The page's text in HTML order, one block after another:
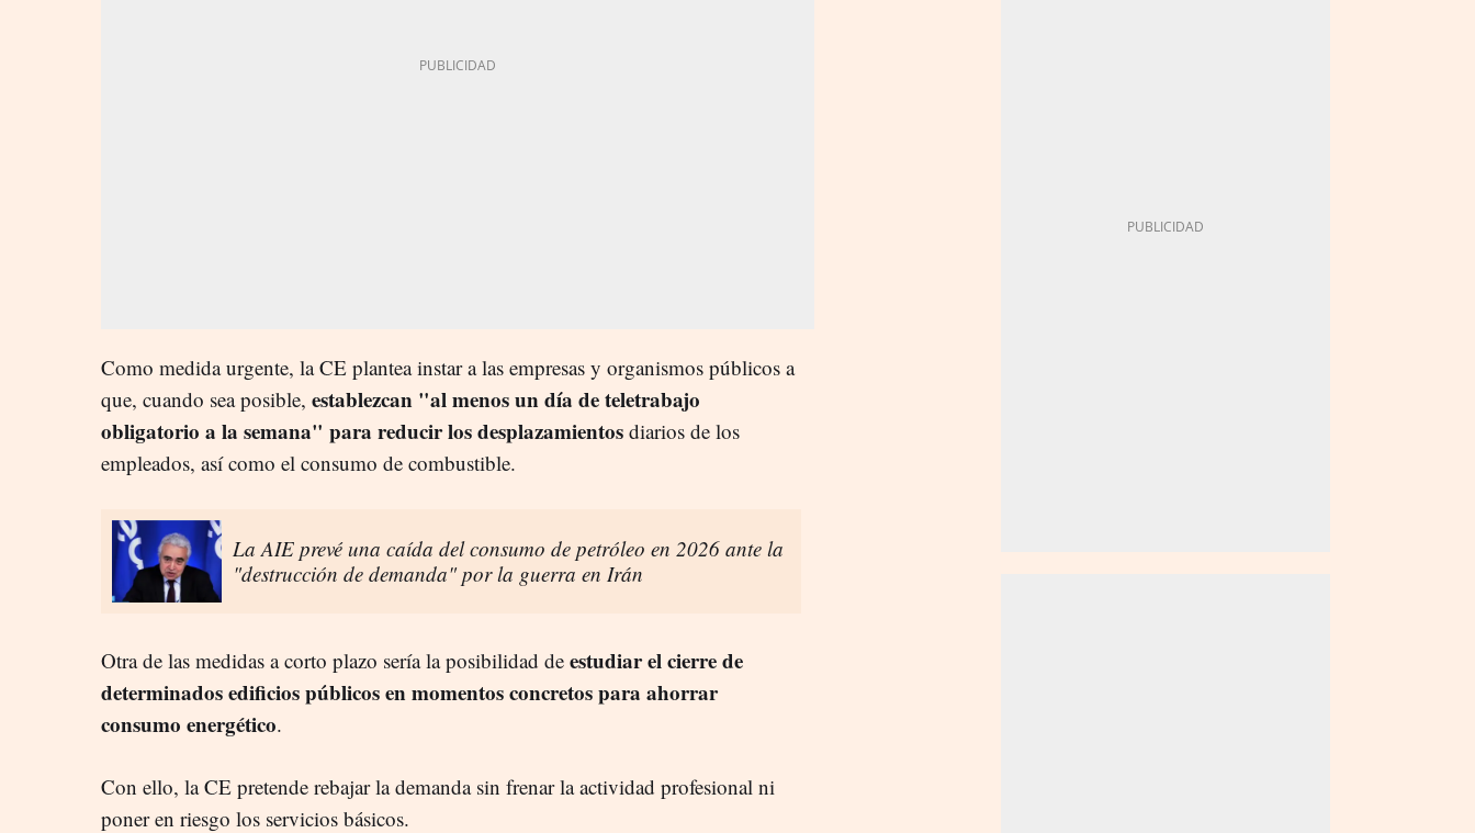
Como medida urgente, la CE plantea instar a las empresas y organismos públicos a
que, cuando sea posible, establezcan "al menos un día de teletrabajo
obligatorio a la semana" para reducir los desplazamientos diarios de los
empleados, así como el consumo de combustible.
La AIE prevé una caída del consumo de petróleo en 2026 ante la
"destrucción de demanda" por la guerra en Irán
Otra de las medidas a corto plazo sería la posibilidad de estudiar el cierre de
determinados edificios públicos en momentos concretos para ahorrar
consumo energético.
Con ello, la CE pretende rebajar la demanda sin frenar la actividad profesional ni
poner en riesgo los servicios básicos.